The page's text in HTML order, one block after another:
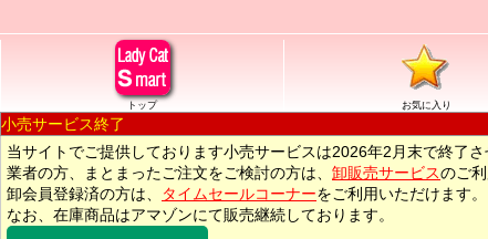
トップ お気に入り
小売サービス終了
当サイトでご提供しております小売サービスは2026年2月末で終了さ
業者の方、まとまったご注文をご検討の方は、 卸販売サービスのご
卸会員登録済の方は、
タイムセールコーナーをご利用いただけます。
なお、在庫商品はアマゾンにて販売継続しております。